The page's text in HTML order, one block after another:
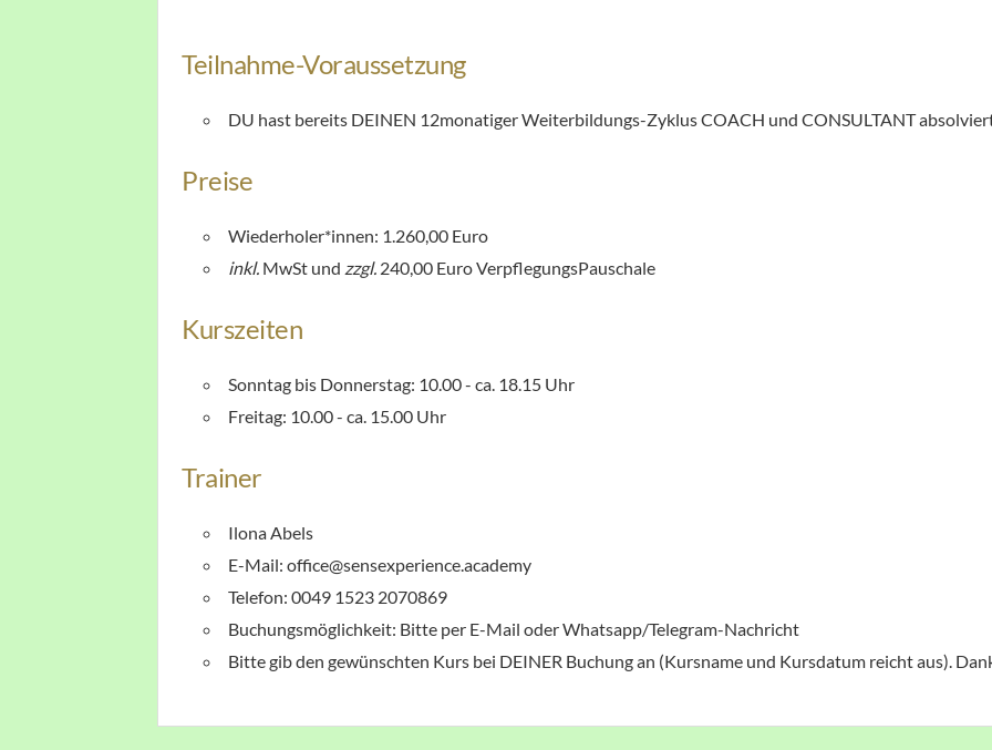
Teilnahme-Voraussetzung
DU hast bereits DEINEN 12monatiger Weiterbildungs-ZyklusCOACH und CONSULTANT
Preise
Wiederholer*innen: 1.260,00 Euro
inkl. MwSt und zzgl. 240,00 Euro VerpflegungsPauschale
Kurszeiten
Sonntag bis Donnerstag: 10.00 - ca. 18.15 Uhr
Freitag: 10.00 - ca. 15.00 Uhr
Trainer
Ilona Abels
E-Mail: office@sensexperience.academy
Telefon: 0049 1523 2070869
Buchungsmöglichkeit: Bitte per E-Mail oder Whatsapp/Telegram-Nachricht
Bitte gib den gewünschten Kurs bei DEINER Buchung an (Kursname und Kursdatum reicht aus).